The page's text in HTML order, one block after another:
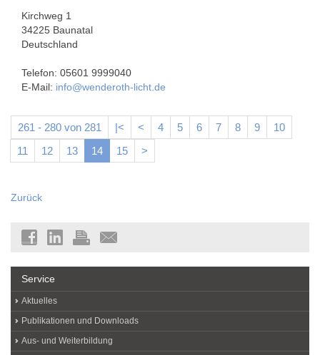
Kirchweg 1
34225 Baunatal
Deutschland
Telefon: 05601 9999040
E-Mail: info@wenderoth-licht.de
261 - 280 von 281 |< < 4 5 6 7 8 9
10
11
12 13 14 15 >
Zurück
Service
Aktuelles
Publikationen und Downloads
Aus- und Weiterbildung